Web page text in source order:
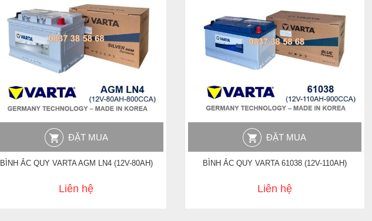
ĐẶT MUA
BÌNH ẮC QUY VARTA AGM LN4 (12V-80AH)
Liên hệ
ĐẶT MUA
BÌNH ẮC QUY VARTA 61038 (12V-110AH)
Liên hệ